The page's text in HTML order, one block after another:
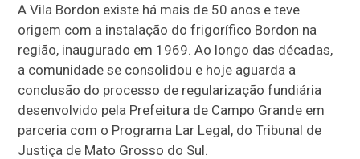
A Vila Bordon existe há mais de 50 anos e teve
origem com a instalação do frigorífico Bordon na
região, inaugurado em 1969. Ao longo das décadas,
a comunidade se consolidou e hoje aguarda a
conclusão do processo de regularização fundiária
desenvolvido pela Prefeitura de Campo Grande em
parceria com o Programa Lar Legal, do Tribunal de
Justiça de Mato Grosso do Sul.